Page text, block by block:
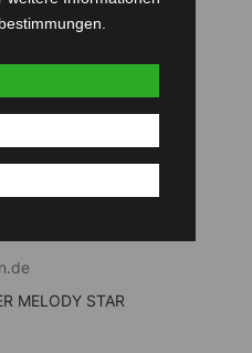
MELODY STAR